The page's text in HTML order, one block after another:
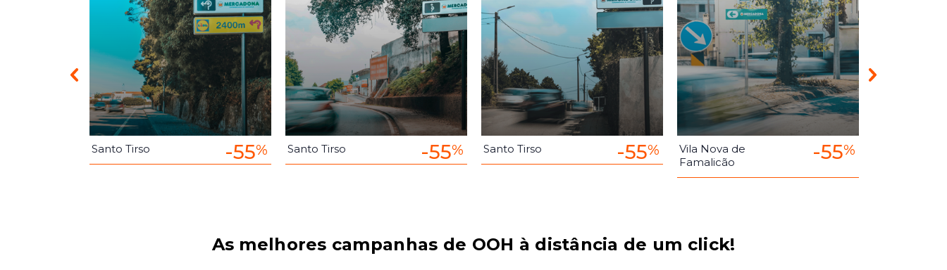
Santo Tirso -55% Santo Tirso -55% Santo Tirso -55%
Vila Nova de
Famalicão
-55%
As melhores campanhas de OOH à distância de um click!